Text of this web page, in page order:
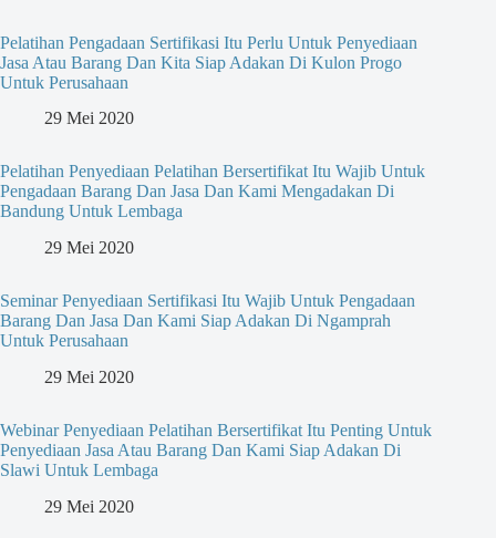
Pelatihan Pengadaan Sertifikasi Itu Perlu Untuk Penyediaan
Jasa Atau Barang Dan Kita Siap Adakan Di Kulon Progo
Untuk Perusahaan
29 Mei 2020
Pelatihan Penyediaan Pelatihan Bersertifikat Itu Wajib Untuk
Pengadaan Barang Dan Jasa Dan Kami Mengadakan Di
Bandung Untuk Lembaga
29 Mei 2020
Seminar Penyediaan Sertifikasi Itu Wajib Untuk Pengadaan
Barang Dan Jasa Dan Kami Siap Adakan Di Ngamprah
Untuk Perusahaan
29 Mei 2020
Webinar Penyediaan Pelatihan Bersertifikat Itu Penting Untuk
Penyediaan Jasa Atau Barang Dan Kami Siap Adakan Di
Slawi Untuk Lembaga
29 Mei 2020